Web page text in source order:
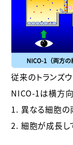
従来のトランズ
NICO-1は横方
異なる細胞の
細胞が成長し